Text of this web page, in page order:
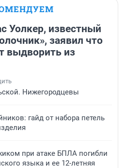
Уолкер, известный
заявил что
выдворить из
Нижегородцевы
гайд от набора петель
при атаке БПЛА погибли
языка и ее 12-летняя